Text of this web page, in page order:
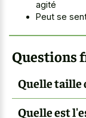
agité
Peut se
Questions
Quelle taille
Quelle est